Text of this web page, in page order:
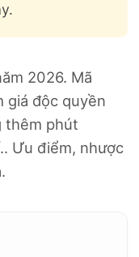
2026. Mã
giá độc quyền
thêm phút
Ưu điểm, nhược